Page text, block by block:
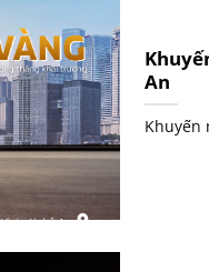
An
Khuyến